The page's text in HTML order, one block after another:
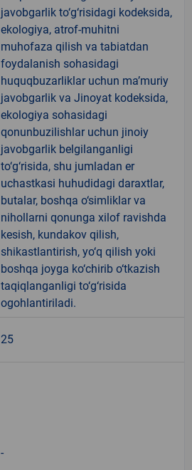
javobgarlik to‘g‘risidagi kodeksida,
ekologiya, atrof-muhitni
muhofaza qilish va tabiatdan
foydalanish sohasidagi
huquqbuzarliklar uchun ma’muriy
javobgarlik va Jinoyat kodeksida,
ekologiya sohasidagi
qonunbuzilishlar uchun jinoiy
javobgarlik belgilanganligi
to‘g‘risida, shu jumladan er
uchastkasi huhudidagi daraxtlar,
butalar, boshqa o‘simliklar va
nihollarni qonunga xilof ravishda
kesish, kundakov qilish,
shikastlantirish, yo‘q qilish yoki
boshqa joyga ko‘chirib o‘tkazish
taqiqlanganligi to‘g‘risida
ogohlantiriladi.
25
-